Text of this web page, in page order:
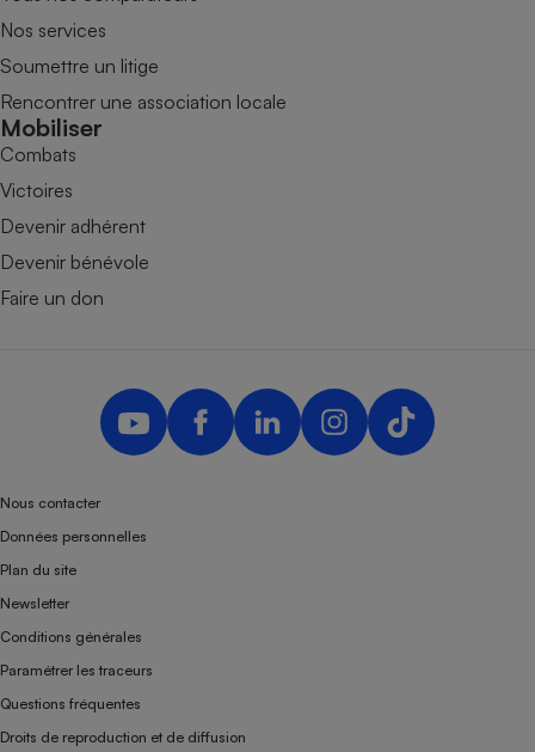
Nos services
Soumettre un litige
Rencontrer une association locale
Mobiliser
Combats
Victoires
Devenir adhérent
Devenir bénévole
Faire un don
Nous contacter
Données personnelles
Plan du site
Newsletter
Conditions générales
Paramétrer les traceurs
Questions fréquentes
Droits de reproduction et de diffusion